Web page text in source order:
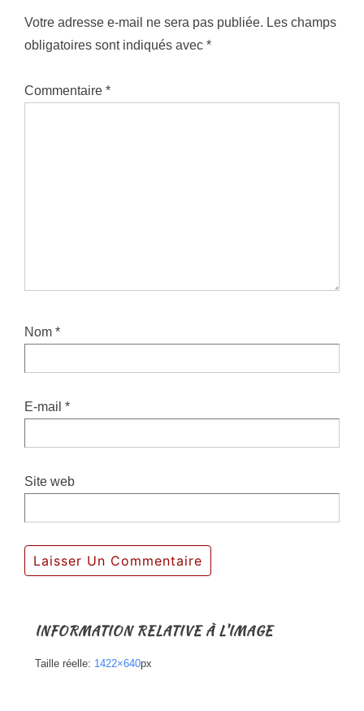
Votre adresse e-mail ne sera pas publiée. Les champs
obligatoires sont indiqués avec *
Commentaire *
Nom *
E-mail *
Site web
INFORMATION RELATIVE À L'IMAGE
Taille réelle: 1422×640px